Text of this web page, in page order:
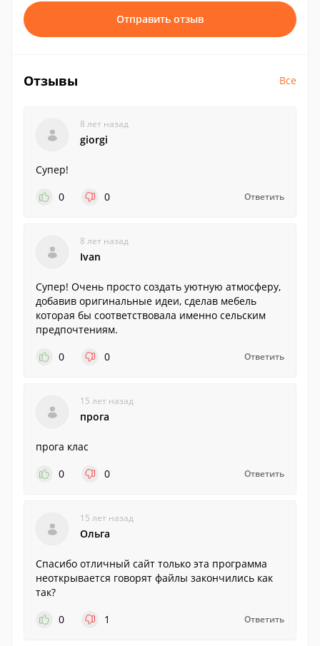
Отправить отзыв
Отзывы Все
8 лет назад
giorgi
Супер!
0
0 Ответить
8 лет назад
Ivan
Супер! Очень просто создать уютную атмосферу,
добавив оригинальные идеи, сделав мебель
которая бы соответствовала именно сельским
предпочтениям.
0
0 Ответить
15 лет назад
прога
прога клас
0
0 Ответить
15 лет назад
Ольга
Спасибо отличный сайт только эта программа
неоткрывается говорят файлы закончились как
так?
0
1 Ответить